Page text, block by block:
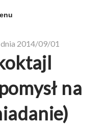
2014/09/01
na